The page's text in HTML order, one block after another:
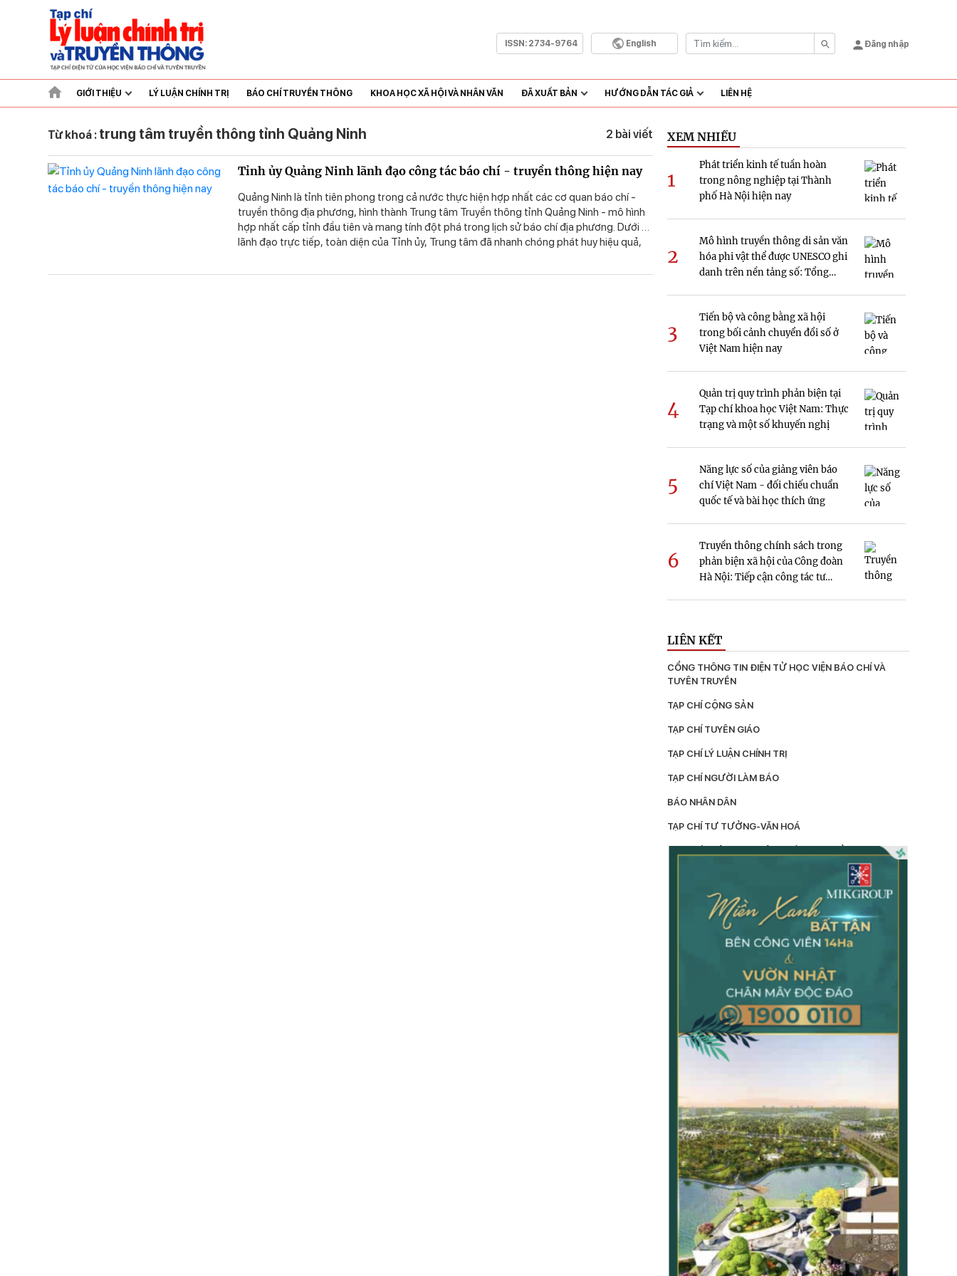
ISSN: 2734-9764 English Đăng nhập
GIỚI THIỆU LÝ LUẬN CHÍNH TRỊ BÁO CHÍ TRUYỀN THÔNG KHOA HỌC XÃ HỘI VÀ NHÂN VĂN ĐÃ XUẤT BẢN HƯỚNG DẪN TÁC GIẢ LIÊN HỆ
Từ khoá : trung tâm truyền thông tỉnh Quảng Ninh 2 bài viết
Tỉnh ủy Quảng Ninh lãnh đạo công tác báo chí - truyền thông hiện nay
Quảng Ninh là tỉnh tiên phong trong cả nước thực hiện hợp nhất các cơ quan báo chí -
truyền thông địa phương, hình thành Trung tâm Truyền thông tỉnh Quảng Ninh - mô hình
hợp nhất cấp tỉnh đầu tiên và mang tính đột phá trong lịch sử báo chí địa phương. Dưới sự
lãnh đạo trực tiếp, toàn diện của Tỉnh ủy, Trung tâm đã nhanh chóng phát huy hiệu quả,
hình ảnh của địa phương. Bài viết phân tích thực trạng lãnh đạo công tác báo chí - truyền
XEM NHIỀU
1
Phát triển kinh tế tuần hoàn
trong nông nghiệp tại Thành
phố Hà Nội hiện nay
2
Mô hình truyền thông di sản văn
hóa phi vật thể được UNESCO ghi
danh trên nền tảng số: Tổng
3
Tiến bộ và công bằng xã hội
trong bối cảnh chuyển đổi số ở
Việt Nam hiện nay
4
Quản trị quy trình phản biện tại
Tạp chí khoa học Việt Nam: Thực
trạng và một số khuyến nghị
5
Năng lực số của giảng viên báo
chí Việt Nam - đối chiếu chuẩn
quốc tế và bài học thích ứng
6
Truyền thông chính sách trong
phản biện xã hội của Công đoàn
Hà Nội: Tiếp cận công tác tư
LIÊN KẾT
CỔNG THÔNG TIN ĐIỆN TỬ HỌC VIỆN BÁO CHÍ VÀ
TUYÊN TRUYỀN
TẠP CHÍ CỘNG SẢN
TẠP CHÍ TUYÊN GIÁO
TẠP CHÍ LÝ LUẬN CHÍNH TRỊ
TẠP CHÍ NGƯỜI LÀM BÁO
BÁO NHÂN DÂN
TẠP CHÍ TƯ TƯỞNG-VĂN HOÁ
TẠP CHÍ KIỂM TRA
TẠP CHÍ XÂY DỰNG ĐẢNG
TẠP CHÍ DÂN VẬN
TẠP CHÍ GIÁO DỤC LÝ LUẬN
TẠP CHÍ KHOA HỌC CHÍNH TRỊ